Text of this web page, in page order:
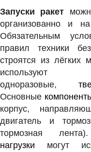
Запуски ракет
организованно
и на
Обязательным
правил техники
строятся из лёгких
используют
одноразовые,
Основные
корпус,
двигатель и
тормозная
нагрузки
могут